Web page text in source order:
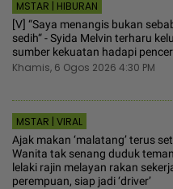
MSTAR | HIBURAN
[V] “Saya menangis bukan
sedih“ - Syida Melvin terharu
sumber kekuatan hadapi
Khamis, 6 Ogos 2026 4:30 PM
MSTAR | VIRAL
Ajak makan ‘malatang’ terus
Wanita tak senang duduk teman
lelaki rajin melayan rakan
perempuan, siap jadi ‘driver’